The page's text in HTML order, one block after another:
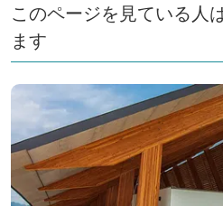
このページを見ている人
ます